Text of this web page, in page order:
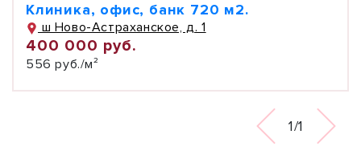
Клиника, офис, банк 720 м2.
ш Ново-Астраханское, д. 1
400 000 руб.
556 руб./м²
1/1